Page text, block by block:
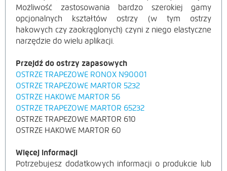
Możliwość zastosowania bardzo szerokiej gamy
opcjonalnych kształtów ostrzy (w tym ostrzy
hakowych czy zaokrąglonych) czyni z niego elastyczne
narzędzie do wielu aplikacji.
Przejdź do ostrzy zapasowych
OSTRZE TRAPEZOWE RONOX N90001
OSTRZE TRAPEZOWE MARTOR 5232
OSTRZE HAKOWE MARTOR 56
OSTRZE TRAPEZOWE MARTOR 65232
OSTRZE TRAPEZOWE MARTOR 610
OSTRZE HAKOWE MARTOR 60
Więcej informacji
Potrzebujesz dodatkowych informacji o produkcie lub